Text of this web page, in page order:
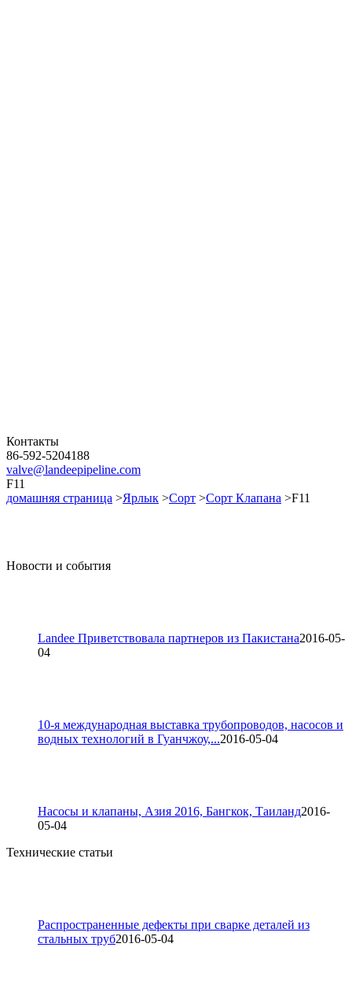
Контакты
86-592-5204188
valve@landeepipeline.com
F11
домашняя страница >Ярлык >Сорт >Сорт Клапана >F11
Новости и события
Landee Приветствовала партнеров из Пакистана2016-05-
04
10-я международная выставка трубопроводов, насосов и
водных технологий в Гуанчжоу,...2016-05-04
Насосы и клапаны, Азия 2016, Бангкок, Таиланд2016-
05-04
Технические статьи
Распространенные дефекты при сварке деталей из
стальных труб2016-05-04